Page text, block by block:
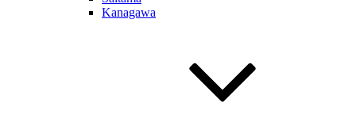
Kanagawa